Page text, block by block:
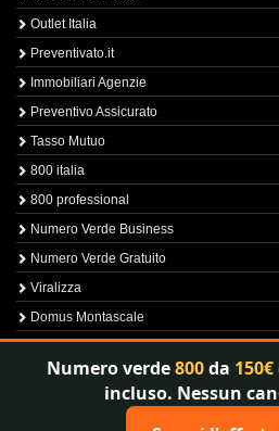
Outlet Italia
Preventivato.it
Immobiliari Agenzie
Preventivo Assicurato
Tasso Mutuo
800 italia
800 professional
Numero Verde Business
Numero Verde Gratuito
Viralizza
Domus Montascale
Sprint800
Verfica Numero Verde
Numero verde800da 150€
incluso. Nessun